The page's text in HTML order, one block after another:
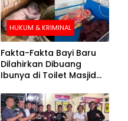
HUKUM & KRIMINAL
Fakta-Fakta Bayi Baru
Dilahirkan Dibuang
Ibunya di Toilet Masjid